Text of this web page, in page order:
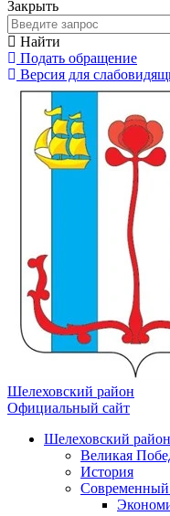
Закрыть
Найти
Подать обращение
Версия для
Шелеховский район
Официальный сайт
Шелеховский район
Великая
История